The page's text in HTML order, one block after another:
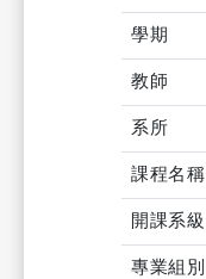
學期
教師
系所
課程名稱
開課系級
專業組別